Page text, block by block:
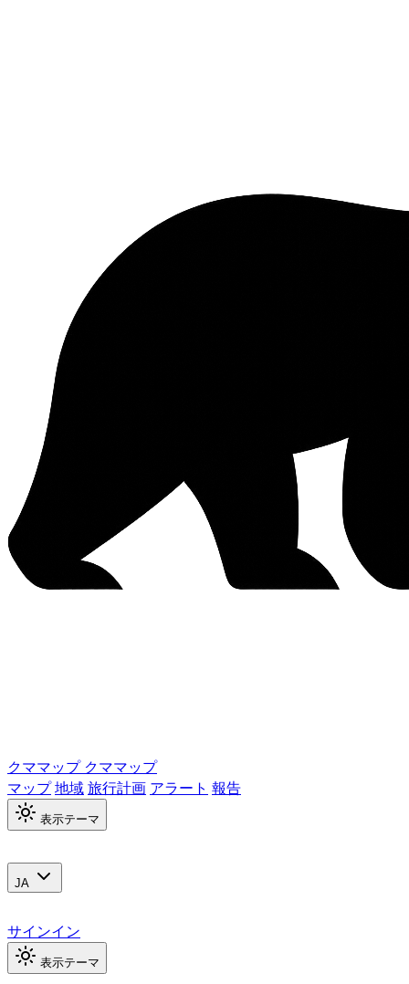
クママップ クママップ
マップ地域旅行計画 アラート 報告
表示テーマ
JA
サインイン
表示テーマ